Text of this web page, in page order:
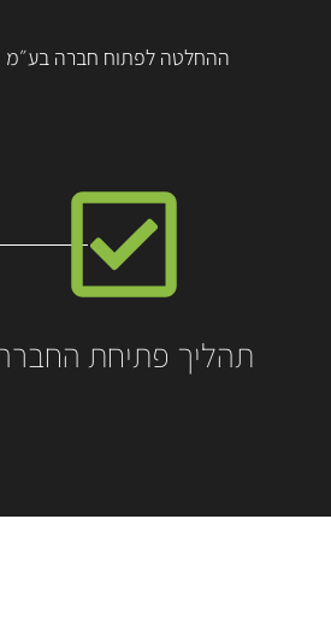
ההחלטה לפתוח חברה בע״מ
תהליך פתיחת